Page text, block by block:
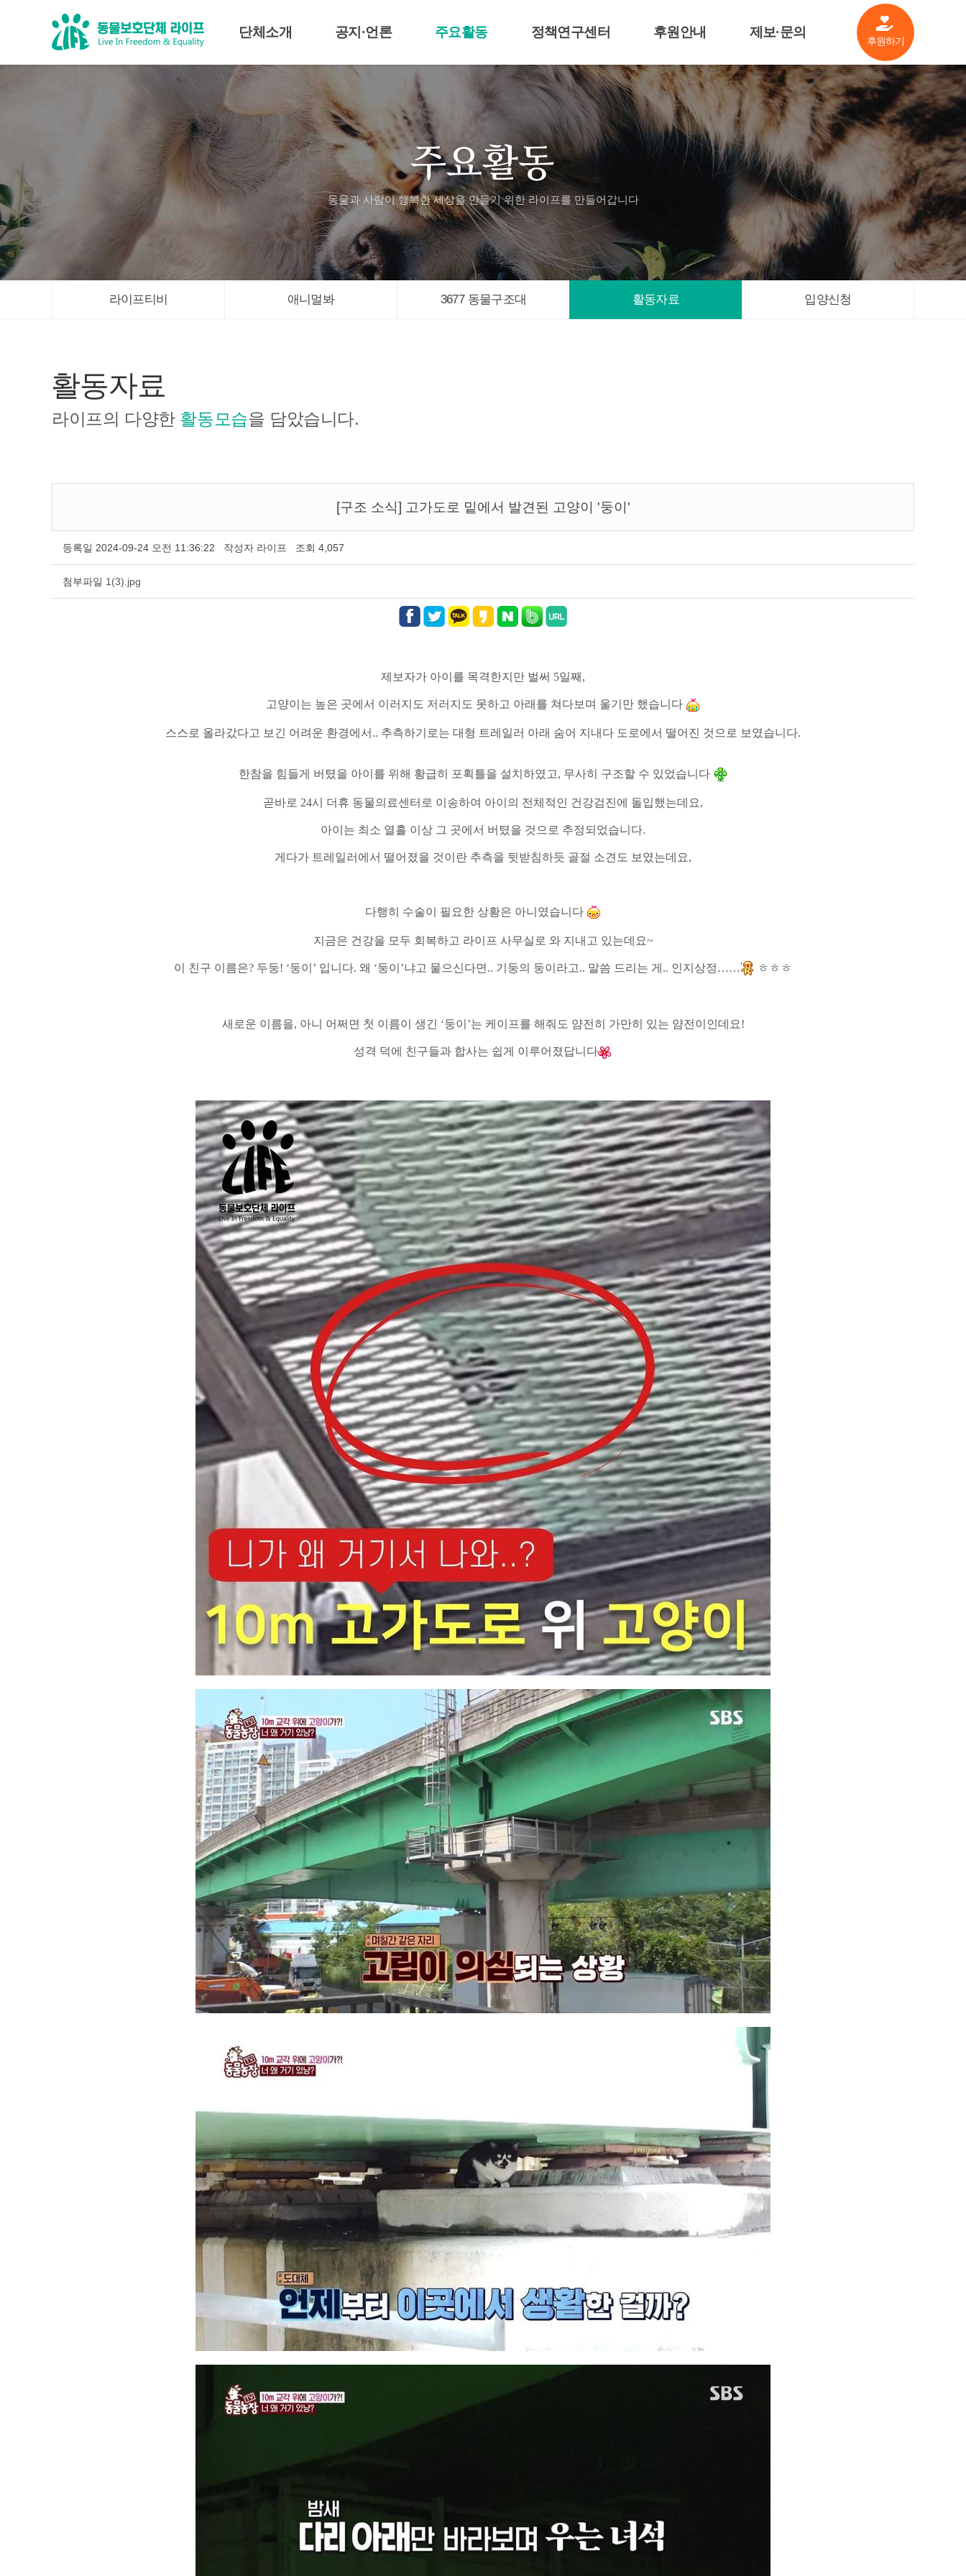
단체소개
미션·비전
대표인사말
임원진
공지·언론
공지 및 보도자료
주요활동
3677 동물구조대
입양신청
정책연구센터
센터알림
후원안내
살림공개
후원기업소개
기금안내
관련자료
제보·문의
제보·문의
후원하기
동물과 사람이 행복한 세상을 만들기 위한 라이프를 만들어갑니다
라이프티비 애니멀봐 3677 동물구조대 활동자료 입양신청
활동자료
라이프의 다양한 활동모습을 담았습니다.
[구조 소식] 고가도로 밑에서 발견된 고양이 '둥이'
등록일 2024-09-24 오전 11:36:22 작성자 라이프 조회 4,057
첨부파일 1(3).jpg
제보자가 아이를 목격한지만 벌써 5일째 ,
고양이는 높은 곳에서 이러지도 저러지도 못하고 아래를 쳐다보며 울기만 했습니다
스스로 올라갔다고 보긴 어려운 환경에서 .. 추측하기로는 대형 트레일러 아래 숨어 지내다 도로에서 떨어진 것으로 보였습니다.
한참을 힘들게 버텼을 아이를 위해 황급히 포획틀을 설치하였고, 무사히 구조할 수 있었습니다
곧바로 24시 더휴 동물의료센터로 이송하여 아이의 전체적인 건강검진에 돌입했는데요,
아이는 최소 열흘 이상 그 곳에서 버텼을 것으로 추정되었습니다.
게다가 트레일러에서 떨어졌을 것이란 추측을 뒷받침하듯 골절 소견도 보였는데요,
다행히 수술이 필요한 상황은 아니였습니다
지금은 건강을 모두 회복하고 라이프 사무실로 와 지내고 있는데요~
이 친구 이름은? 두둥! ‘둥이 ’ 입니다. 왜 ‘둥이 ’냐고 물으신다면 .. 기둥의 둥이라고.. 말씀 드리는 게 .. 인지상정…… ㅎㅎㅎ
새로운 이름을, 아니 어쩌면 첫 이름이 생긴 ‘둥이 ’는 케이프를 해줘도 얌전히 가만히 있는 얌전이인데요!
성격 덕에 친구들과 합사는 쉽게 이루어졌답니다